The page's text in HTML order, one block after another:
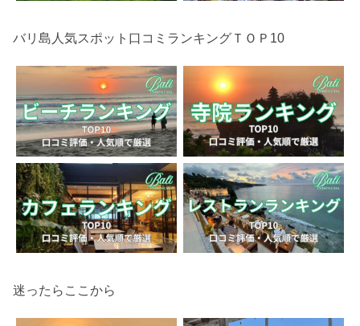
バリ島人気スポット口コミランキングＴＯＰ10
迷ったらここから